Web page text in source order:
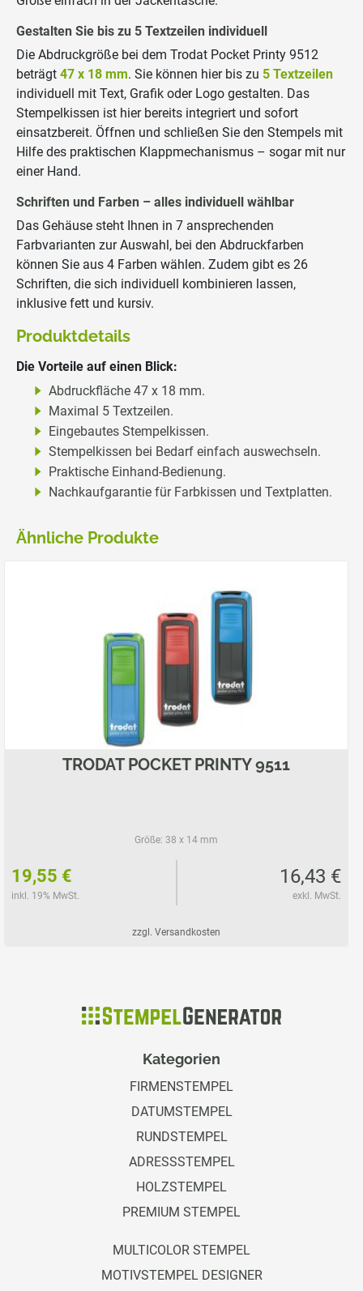
Gestalten Sie bis zu 5 Textzeilen individuell
Die Abdruckgröße bei dem Trodat Pocket Printy 9512
beträgt 47 x 18 mm. Sie können hier bis zu 5 Textzeilen
individuell mit Text, Grafik oder Logo gestalten. Das
Stempelkissen ist hier bereits integriert und sofort
einsatzbereit. Öffnen und schließen Sie den Stempels mit
Hilfe des praktischen Klappmechanismus – sogar mit nur
einer Hand.
Schriften und Farben – alles individuell wählbar
Das Gehäuse steht Ihnen in 7 ansprechenden
Farbvarianten zur Auswahl, bei den Abdruckfarben
können Sie aus 4 Farben wählen. Zudem gibt es 26
Schriften, die sich individuell kombinieren lassen,
inklusive fett und kursiv.
Produktdetails
Die Vorteile auf einen Blick:
Abdruckfläche 47 x 18 mm.
Maximal 5 Textzeilen.
Eingebautes Stempelkissen.
Stempelkissen bei Bedarf einfach auswechseln.
Praktische Einhand-Bedienung.
Nachkaufgarantie für Farbkissen und Textplatten.
Ähnliche Produkte
TRODAT POCKET PRINTY 9511
Größe: 38 x 14 mm
19,55 €
inkl. 19% MwSt.
16,43 €
exkl. MwSt.
zzgl. Versandkosten
Kategorien
FIRMENSTEMPEL
DATUMSTEMPEL
RUNDSTEMPEL
ADRESSSTEMPEL
HOLZSTEMPEL
PREMIUM STEMPEL
MULTICOLOR STEMPEL
MOTIVSTEMPEL DESIGNER